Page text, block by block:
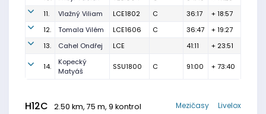
11.
Vlažný Viliam LCE1802 C 36:17
+ 18:57
12.
Tomala Vilém LCE1606 C 36:47
+ 19:27
13.
Cahel Ondřej LCE 41:11 + 23:51
14.
Kopecký
Matyáš
SSU1800 C 91:00 + 73:40
H12C 2.50 km, 75 m, 9 kontrol Livelox
Mezičasy